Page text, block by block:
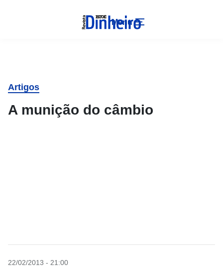
Menu
Artigos
A munição do câmbio
22/02/2013 - 21:00